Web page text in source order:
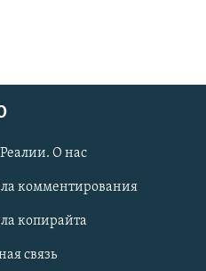
О нас
комментирования
копирайта
связь